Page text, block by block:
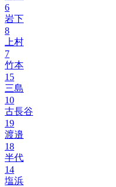
6
岩下
8
上村
7
竹本
15
三島
10
古長谷
19
渡邉
18
半代
14
塩浜